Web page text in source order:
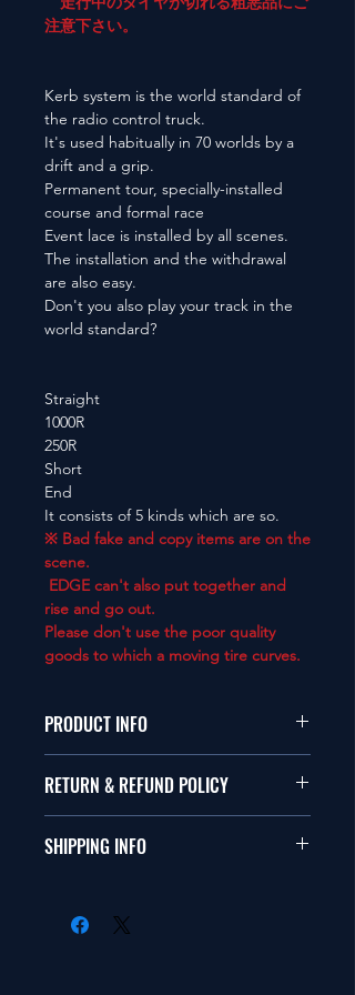
注意下さい。
Kerb system is the world standard of
the radio control truck.
It's used habitually in 70 worlds by a
drift and a grip.
Permanent tour, specially-installed
course and formal race
Event lace is installed by all scenes.
The installation and the withdrawal
are also easy.
Don't you also play your track in the
world standard?
Straight
1000R
250R
Short
End
It consists of 5 kinds which are so.
※ Bad fake and copy items are on the
scene.
EDGE can't also put together and
rise and go out.
Please don't use the poor quality
goods to which a moving tire curves.
PRODUCT INFO
本品は1/10サイズのラジオコント
This items fit in with 1/10 sizes of
RETURN & REFUND POLICY
商品に明らかな欠陥がないかぎり
isn't accepted in goods.
SHIPPING INFO
します。海外への出荷は入金確認